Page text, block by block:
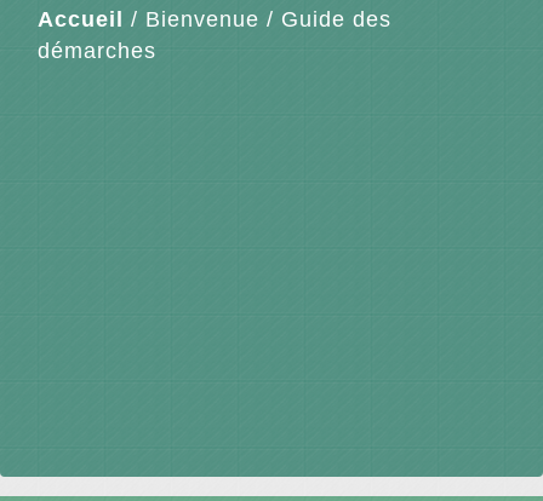
Accueil / Bienvenue / Guide des
démarches